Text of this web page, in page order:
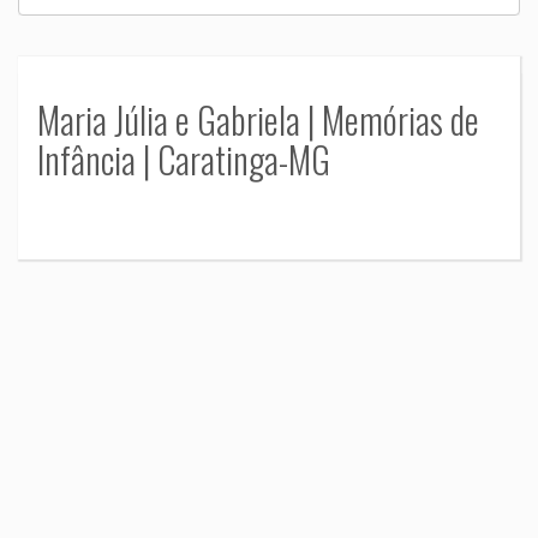
Maria Júlia e Gabriela | Memórias de
Infância | Caratinga-MG